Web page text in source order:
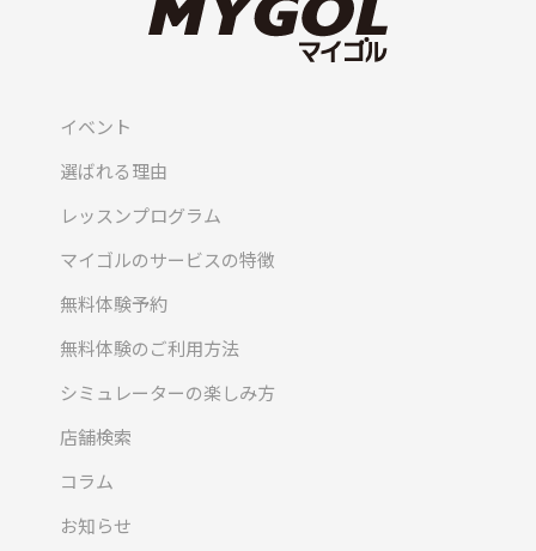
イベント
選ばれる理由
レッスンプログラム
マイゴルのサービスの特徴
無料体験予約
無料体験のご利用方法
シミュレーターの楽しみ方
店舗検索
コラム
お知らせ